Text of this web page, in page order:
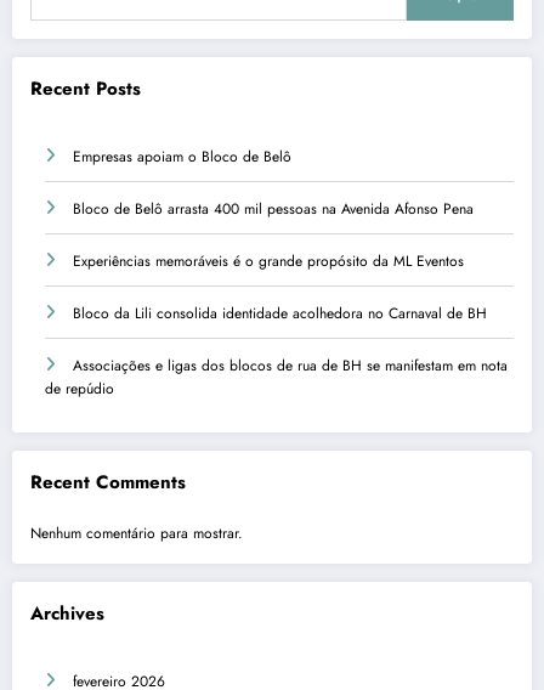
Recent Posts
Empresas apoiam o Bloco de Belô
Bloco de Belô arrasta 400 mil pessoas na Avenida Afonso Pena
Experiências memoráveis é o grande propósito da ML Eventos
Bloco da Lili consolida identidade acolhedora no Carnaval de BH
Associações e ligas dos blocos de rua de BH se manifestam em nota
de repúdio
Recent Comments
Nenhum comentário para mostrar.
Archives
fevereiro 2026